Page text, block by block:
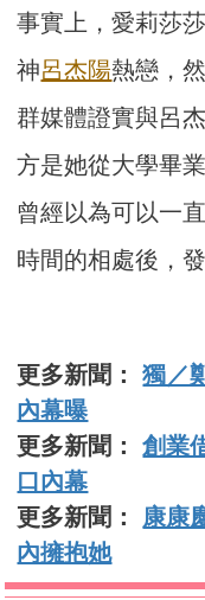
事實上，愛莉莎
神呂杰陽熱戀，
群媒體證實與呂
方是她從大學畢
曾經以為可以一
時間的相處後，
更多新聞：獨／
內幕曝
更多新聞：創業
口內幕
更多新聞： 康康
內擁抱她